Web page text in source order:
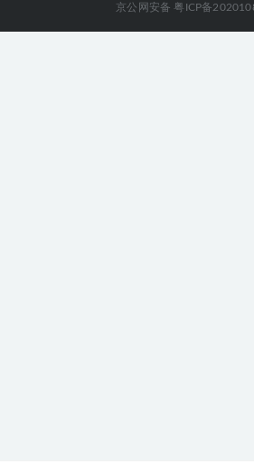
京公网安备 粤ICP备